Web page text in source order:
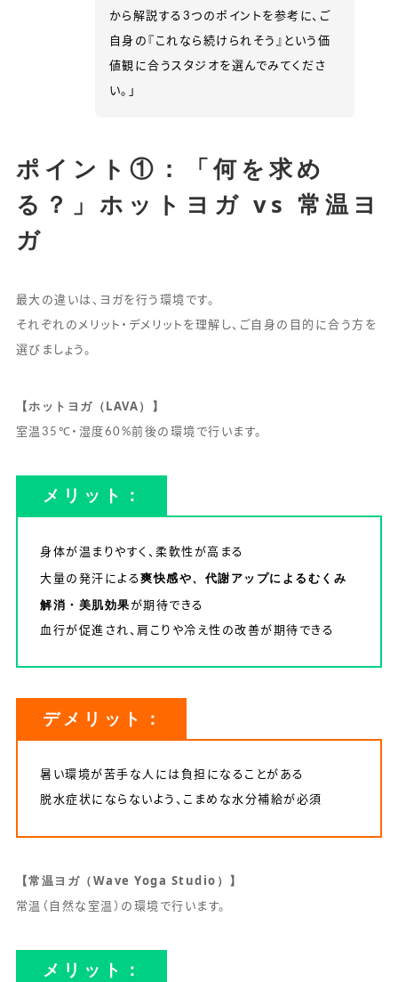
から解説する3つのポイントを参考に、ご
自身の『これなら続けられそう』という価
値観に合うスタジオを選んでみてくださ
い。」
ポイント①：「何を求め
る？」ホットヨガ vs 常温ヨ
ガ
最大の違いは、ヨガを行う環境です。
それぞれのメリット・デメリットを理解し、ご自身の目的に合う方を
選びましょう。
【ホットヨガ（LAVA）】
室温35℃・湿度60%前後の環境で行います。
メリット：
身体が温まりやすく、柔軟性が高まる
大量の発汗による爽快感や、代謝アップによるむくみ
解消・美肌効果が期待できる
血行が促進され、肩こりや冷え性の改善が期待できる
デメリット：
暑い環境が苦手な人には負担になることがある
脱水症状にならないよう、こまめな水分補給が必須
【常温ヨガ（Wave Yoga Studio）】
常温（自然な室温）の環境で行います。
メリット：